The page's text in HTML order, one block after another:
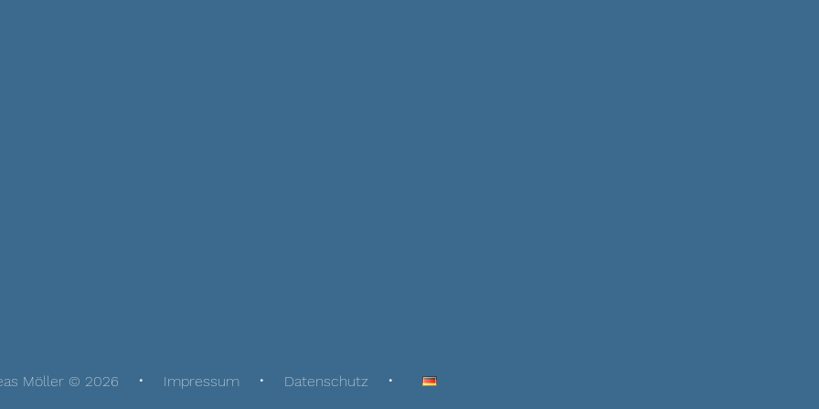
Möller © 2026 Impressum Datenschutz